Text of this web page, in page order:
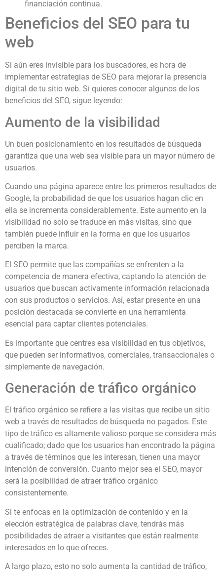
financiación continua.
Beneficios del SEO para tu
web
Si aún eres invisible para los buscadores, es hora de
implementar estrategias de SEO para mejorar la presencia
digital de tu sitio web. Si quieres conocer algunos de los
beneficios del SEO, sigue leyendo:
Aumento de la visibilidad
Un buen posicionamiento en los resultados de búsqueda
garantiza que una web sea visible para un mayor número de
usuarios.
Cuando una página aparece entre los primeros resultados de
Google, la probabilidad de que los usuarios hagan clic en
ella se incrementa considerablemente. Este aumento en la
visibilidad no solo se traduce en más visitas, sino que
también puede influir en la forma en que los usuarios
perciben la marca.
El SEO permite que las compañías se enfrenten a la
competencia de manera efectiva, captando la atención de
usuarios que buscan activamente información relacionada
con sus productos o servicios. Así, estar presente en una
posición destacada se convierte en una herramienta
esencial para captar clientes potenciales.
Es importante que centres esa visibilidad en tus objetivos,
que pueden ser informativos, comerciales, transaccionales o
simplemente de navegación.
Generación de tráfico orgánico
El tráfico orgánico se refiere a las visitas que recibe un sitio
web a través de resultados de búsqueda no pagados. Este
tipo de tráfico es altamente valioso porque se considera más
cualificado; dado que los usuarios han encontrado la página
a través de términos que les interesan, tienen una mayor
intención de conversión. Cuanto mejor sea el SEO, mayor
será la posibilidad de atraer tráfico orgánico
consistentemente.
Si te enfocas en la optimización de contenido y en la
elección estratégica de palabras clave, tendrás más
posibilidades de atraer a visitantes que están realmente
interesados en lo que ofreces.
A largo plazo, esto no solo aumenta la cantidad de tráfico,